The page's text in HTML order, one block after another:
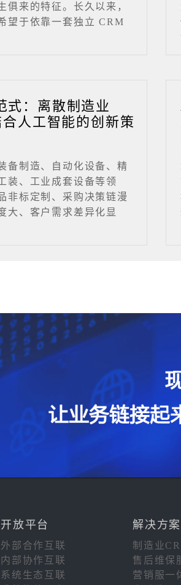
俱来的特征。长久以来，
望于依靠一套独立 CRM
式：离散制造业
人工智能的创新策
备制造、自动化设备、精
装、工业成套设备等领
非标定制、采购决策链漫
大、客户需求差异化显
开放平台
外部合作互联
内部协作互联
系统生态互联
解决方案
制造业
售后维保
营销服一